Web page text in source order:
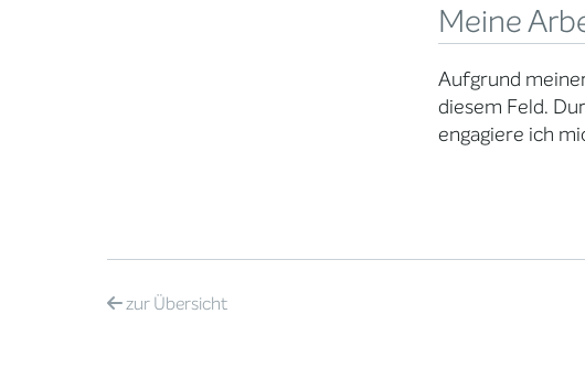
Meine
Aufgrund
diesem Feld.
engagiere ich
zurÜbersicht